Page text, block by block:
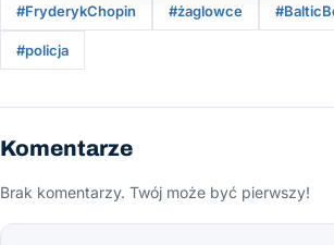
#FryderykChopin #żaglowce
#policja
Komentarze
Brak komentarzy. Twój może być pierwszy!